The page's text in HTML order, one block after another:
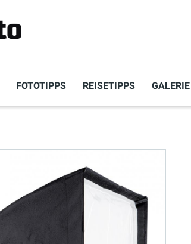
FOTOTIPPS REISETIPPS GALERIE